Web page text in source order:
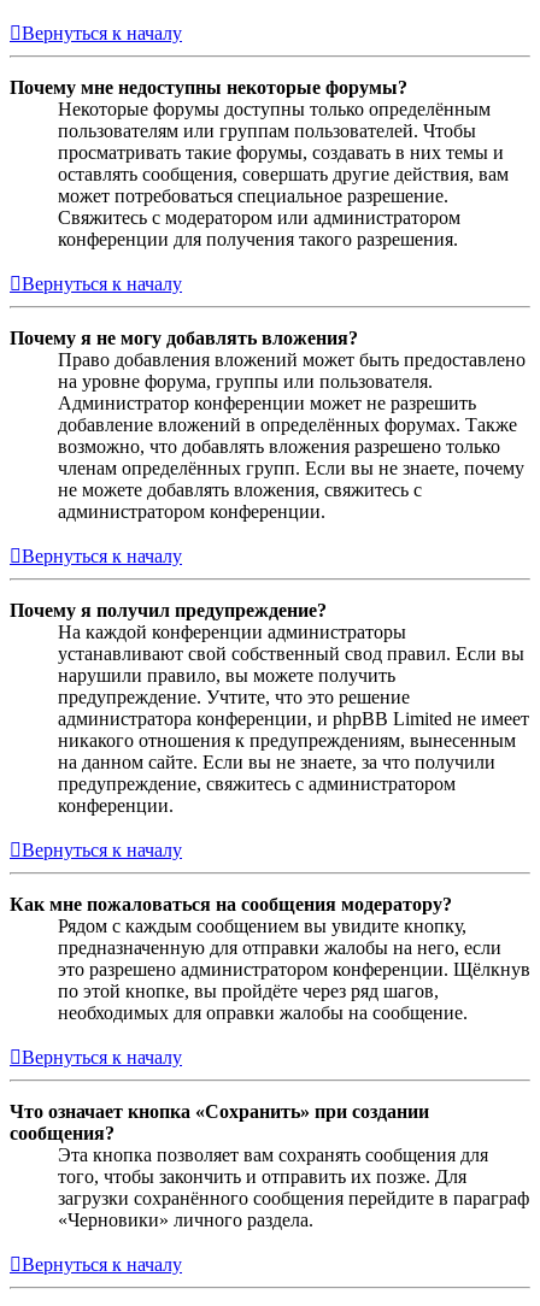
Вернуться к началу
Почему мне недоступны некоторые форумы?
Некоторые форумы доступны только определённым
пользователям или группам пользователей. Чтобы
просматривать такие форумы, создавать в них темы и
оставлять сообщения, совершать другие действия, вам
может потребоваться специальное разрешение.
Свяжитесь с модератором или администратором
конференции для получения такого разрешения.
Вернуться к началу
Почему я не могу добавлять вложения?
Право добавления вложений может быть предоставлено
на уровне форума, группы или пользователя.
Администратор конференции может не разрешить
добавление вложений в определённых форумах. Также
возможно, что добавлять вложения разрешено только
членам определённых групп. Если вы не знаете, почему
не можете добавлять вложения, свяжитесь с
администратором конференции.
Вернуться к началу
Почему я получил предупреждение?
На каждой конференции администраторы
устанавливают свой собственный свод правил. Если вы
нарушили правило, вы можете получить
предупреждение. Учтите, что это решение
администратора конференции, и phpBB Limited не имеет
никакого отношения к предупреждениям, вынесенным
на данном сайте. Если вы не знаете, за что получили
предупреждение, свяжитесь с администратором
конференции.
Вернуться к началу
Как мне пожаловаться на сообщения модератору?
Рядом с каждым сообщением вы увидите кнопку,
предназначенную для отправки жалобы на него, если
это разрешено администратором конференции. Щёлкнув
по этой кнопке, вы пройдёте через ряд шагов,
необходимых для оправки жалобы на сообщение.
Вернуться к началу
Что означает кнопка «Сохранить» при создании
сообщения?
Эта кнопка позволяет вам сохранять сообщения для
того, чтобы закончить и отправить их позже. Для
загрузки сохранённого сообщения перейдите в параграф
«Черновики» личного раздела.
Вернуться к началу